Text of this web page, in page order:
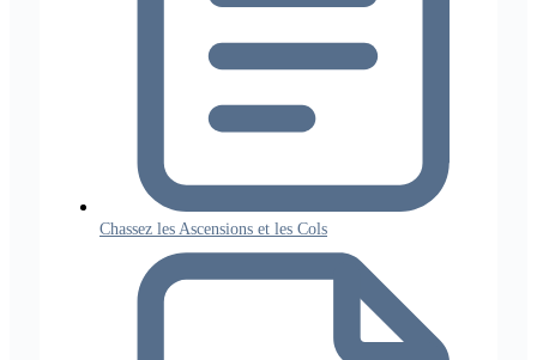
Chassez les Ascensions et les Cols